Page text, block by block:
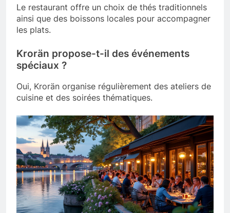
Le restaurant offre un choix de thés traditionnels
ainsi que des boissons locales pour accompagner
les plats.
Krorän propose-t-il des événements
spéciaux ?
Oui, Krorän organise régulièrement des ateliers de
cuisine et des soirées thématiques.